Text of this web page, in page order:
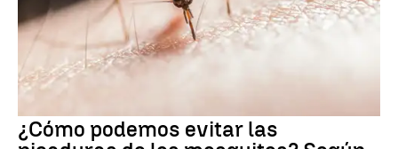
¿Cómo podemos evitar las